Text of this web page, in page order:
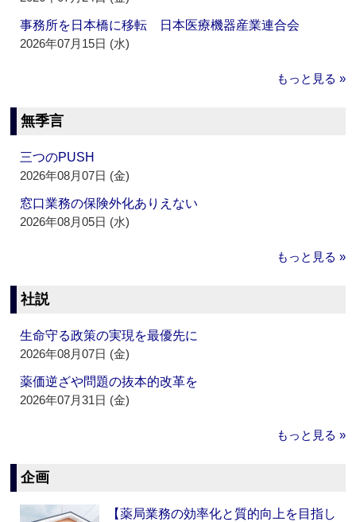
事務所を日本橋に移転 日本医療機器産業連合会
2026年07月15日 (水)
もっと見る »
無季言
三つのPUSH
2026年08月07日 (金)
窓口業務の保険外化ありえない
2026年08月05日 (水)
もっと見る »
社説
生命守る政策の実現を最優先に
2026年08月07日 (金)
薬価逆ざや問題の抜本的改革を
2026年07月31日 (金)
もっと見る »
企画
【薬局業務の効率化と質的向上を目指し